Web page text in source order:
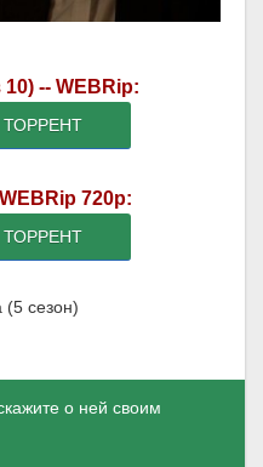
-- WEBRip:
ТОРРЕНТ
720p:
ТОРРЕНТ
(5 сезон)
о ней своим